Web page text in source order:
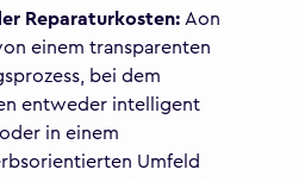
Reparaturkosten: Aon
einem transparenten
bei dem
entweder intelligent
in einem
Umfeld